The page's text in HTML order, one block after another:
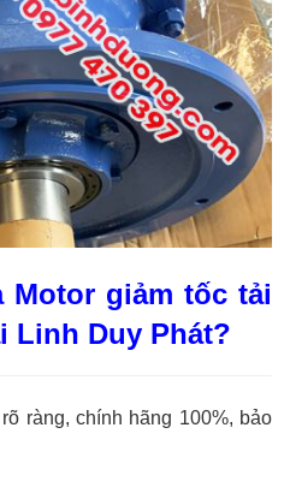
Motor giảm tốc tải
Linh Duy Phát?
ràng, chính hãng 100%, bảo